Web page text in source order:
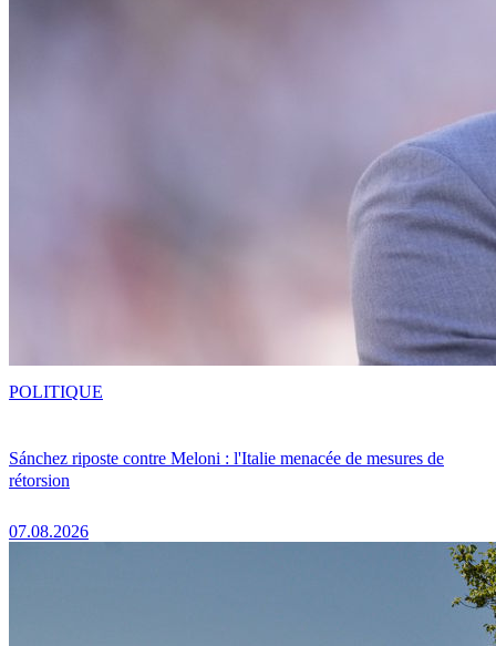
Sánchez riposte contre Meloni : l'Italie menacée de mesures de
rétorsion
07.08.2026
POLITIQUE